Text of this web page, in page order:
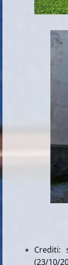
Crediti:
(23/10/